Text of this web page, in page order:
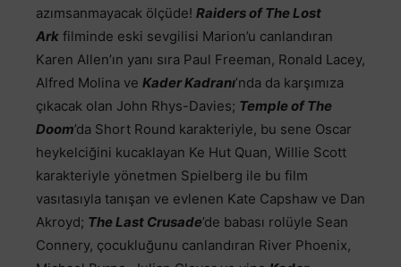
azımsanmayacak ölçüde! Raiders of The Lost
Ark filminde eski sevgilisi Marion’u canlandıran
Karen Allen’ın yanı sıra Paul Freeman, Ronald Lacey,
Alfred Molina ve Kader Kadranı’nda da karşımıza
çıkacak olan John Rhys-Davies; Temple of The
Doom’da Short Round karakteriyle, bu sene Oscar
heykelciğini kucaklayan Ke Hut Quan, Willie Scott
karakteriyle yönetmen Spielberg ile bu film
vasıtasıyla tanışan ve evlenen Kate Capshaw ve Dan
Akroyd; The Last Crusade’de babası rolüyle Sean
Connery, çocukluğunu canlandıran River Phoenix,